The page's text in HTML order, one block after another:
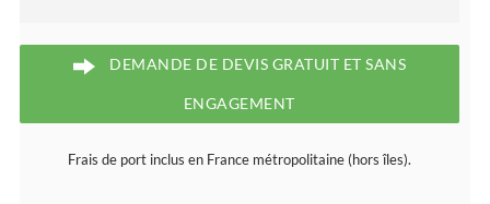
DEMANDE DE DEVIS GRATUIT ET SANS
ENGAGEMENT
Frais de port inclus en France métropolitaine (hors îles).